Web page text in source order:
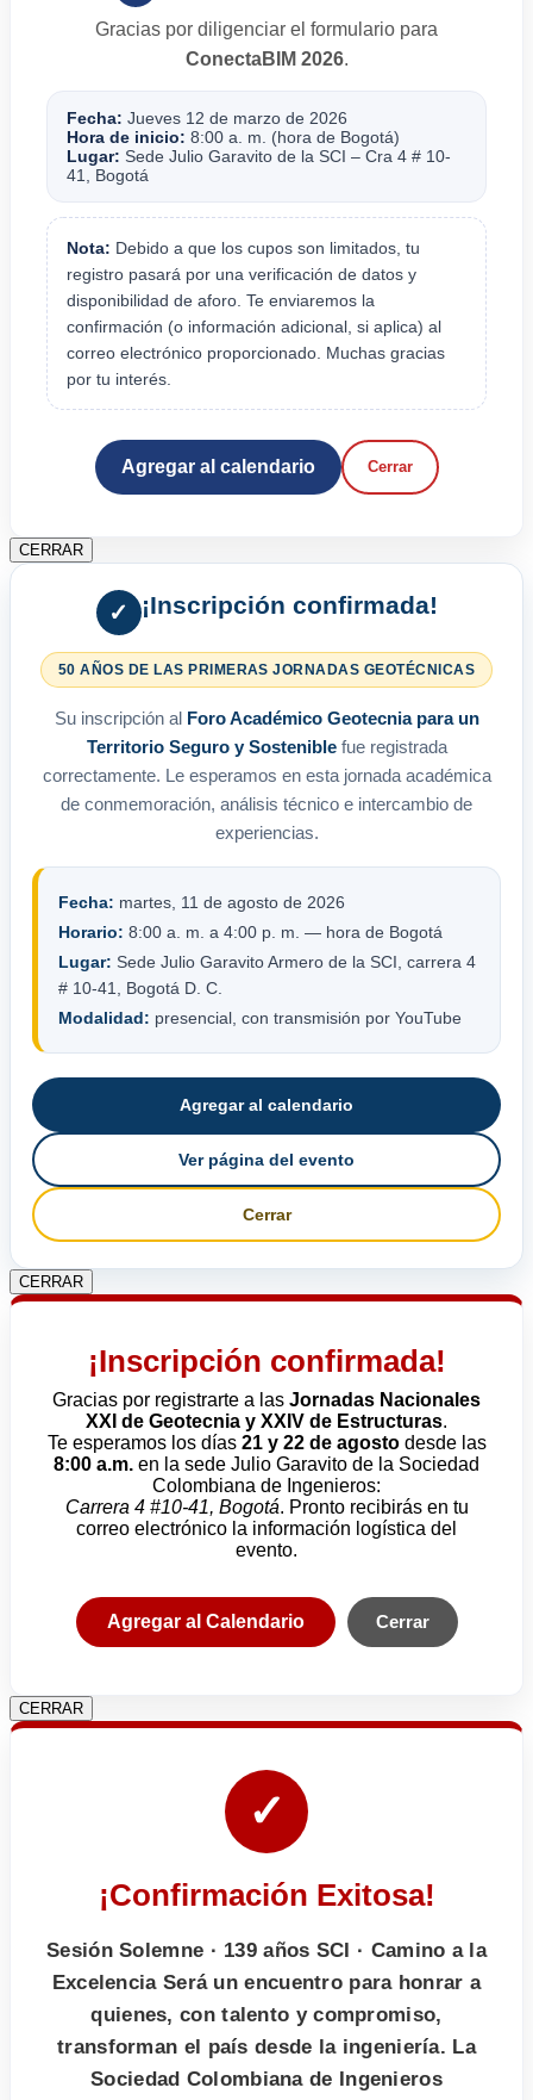
Gracias por diligenciar el formulario para
ConectaBIM 2026.
Fecha: Jueves 12 de marzo de 2026
Hora de inicio: 8:00 a. m. (hora de Bogotá)
Lugar: Sede Julio Garavito de la SCI – Cra 4 # 10-
41, Bogotá
Nota: Debido a que los cupos son limitados, tu
registro pasará por una verificación de datos y
disponibilidad de aforo. Te enviaremos la
confirmación (o información adicional, si aplica) al
correo electrónico proporcionado. Muchas gracias
por tu interés.
Agregar al calendario Cerrar
CERRAR
✓ ¡Inscripción confirmada!
50 AÑOS DE LAS PRIMERAS JORNADAS GEOTÉCNICAS
Su inscripción al Foro Académico Geotecnia para un
Territorio Seguro y Sosteniblefue registrada
correctamente. Le esperamos en esta jornada académica
de conmemoración, análisis técnico e intercambio de
experiencias.
Fecha: martes, 11 de agosto de 2026
Horario: 8:00 a. m. a 4:00 p. m. — hora de Bogotá
Lugar: Sede Julio Garavito Armero de la SCI, carrera 4
# 10-41, Bogotá D. C.
Modalidad: presencial, con transmisión por YouTube
Agregar al calendario
Ver página del evento
Cerrar
CERRAR
¡Inscripción confirmada!
Gracias por registrarte a las Jornadas Nacionales
XXI de Geotecnia y XXIV de Estructuras.
Te esperamos los días 21 y 22 de agostodesde las
8:00 a.m. en la sede Julio Garavito de la Sociedad
Colombiana de Ingenieros:
Carrera 4 #10-41, Bogotá. Pronto recibirás en tu
correo electrónico la información logística del
evento.
Agregar al Calendario Cerrar
CERRAR
✓
¡Confirmación Exitosa!
Sesión Solemne · 139 años SCI · Camino a la
Excelencia Será un encuentro para honrar a
quienes, con talento y compromiso,
transforman el país desde la ingeniería. La
Sociedad Colombiana de Ingenieros